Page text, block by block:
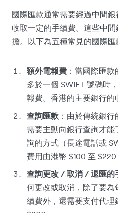
國際匯款通常需要經過中間
收取一定的手續費。這些中
擔。以下為五種常見的國際匯
額外電報費 ：當國際匯
多於一個 SWIFT 號碼時
報費。香港的主要銀行的
查詢匯款 ：由於傳統銀
需要主動向銀行查詢才
詢的方式（長途電話或
費用由港幣 $100 至 $220
查詢更改 / 取消 / 退匯的
何更改或取消，除了要
續費外，還需要支付代